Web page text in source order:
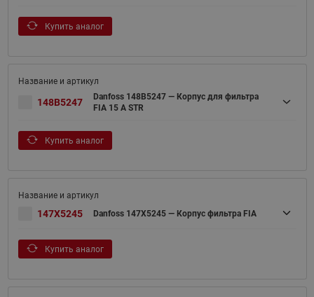
Купить аналог
148B5247
Danfoss 148B5247 — Корпус для фильтра
FIA 15 A STR
Купить аналог
147X5245 Danfoss 147X5245 — Корпус фильтра FIA
Купить аналог